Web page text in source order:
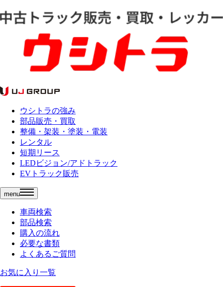
ウシトラの強み
部品販売・買取
整備・架装・塗装・電装
レンタル
短期リース
LEDビジョン/アドトラック
EVトラック販売
menu
車両検索
部品検索
購入の流れ
必要な書類
よくあるご質問
お気に入り一覧